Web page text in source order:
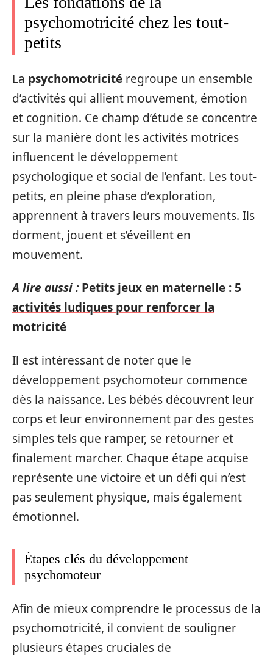
psychomotricité chez les tout-
petits
La psychomotricité regroupe un ensemble
d’activités qui allient mouvement, émotion
et cognition. Ce champ d’étude se concentre
sur la manière dont les activités motrices
influencent le développement
psychologique et social de l’enfant. Les tout-
petits, en pleine phase d’exploration,
apprennent à travers leurs mouvements. Ils
dorment, jouent et s’éveillent en
mouvement.
A lire aussi : Petits jeux en maternelle : 5
activités ludiques pour renforcer la
motricité
Il est intéressant de noter que le
développement psychomoteur commence
dès la naissance. Les bébés découvrent leur
corps et leur environnement par des gestes
simples tels que ramper, se retourner et
finalement marcher. Chaque étape acquise
représente une victoire et un défi qui n’est
pas seulement physique, mais également
émotionnel.
Étapes clés du développement
psychomoteur
Afin de mieux comprendre le processus de la
psychomotricité, il convient de souligner
plusieurs étapes cruciales de